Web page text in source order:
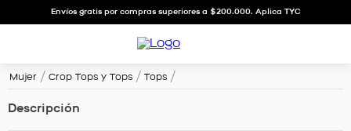
Envíos gratis por compras superiores a $200.000. Aplica TYC
Mujer Crop Tops y Tops Tops
Descripción